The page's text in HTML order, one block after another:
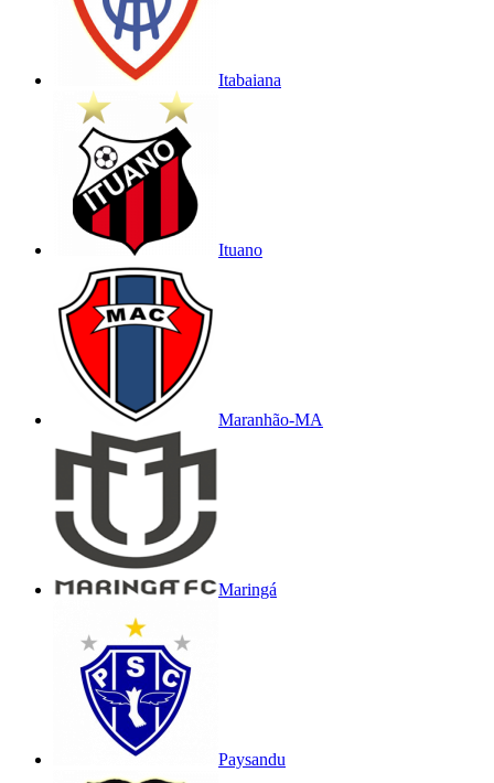
Itabaiana
Ituano
Maranhão-MA
Maringá
Paysandu